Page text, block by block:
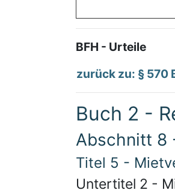
BFH - Urteile
zurück zu: § 570
Buch 2 -
Abschnitt 8
Titel 5 -
Untertitel 2 -